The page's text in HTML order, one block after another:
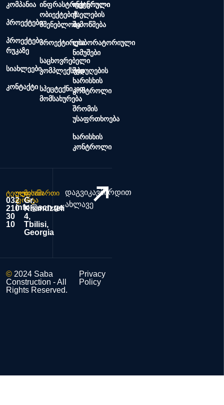
კომპანია
პროექტები
პროექტები
რუკაზე
სიახლეები
კონტაქტი
ინფრასტრუქტურული
ობიექტების
მშენებლობა
პროექტირება
საცხოვრებელი
კომპლექსები
სპეცტექნიკით
მომსახურება
ინჟინრული
ქსელების
შემოწმება
ლაბორატორიული
ნიმუშები
შედუღების
ხარისხის
კონტროლი
შრომის
უსაფრთხოება
ხარისხის
კონტროლი
ტელეფონი
032
210
30
10
ელ.
ფოსტა
info@scn.ge
მისამართი
Gr.
Khandzteli
4,
Tbilisi,
Georgia
დაგვიკავშირდით
ახლავე
© 2024 Saba
Construction - All
Rights Reserved.
Privacy
Policy